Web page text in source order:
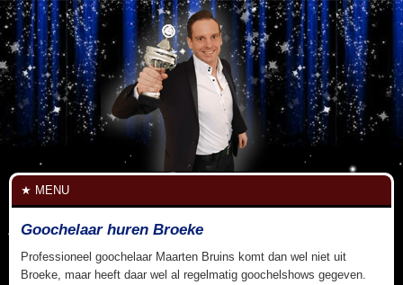
MENU
Goochelaar huren Broeke
Professioneel goochelaar Maarten Bruins komt dan wel niet uit
Broeke, maar heeft daar wel al regelmatig goochelshows gegeven.